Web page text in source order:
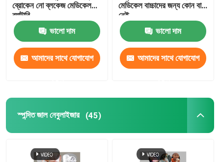
ব্রোকেন নো ব্লকেজ মেডিকেল
ব্যাটারি
ভালো দাম
আমাদের সাথে যোগাযোগ
মেডিকেল বাচ্চাদের জন্য কোন বাধা
নেই
ভালো দাম
আমাদের সাথে যোগাযোগ
স্পন্দিত জাল নেবুলাইজার (45)